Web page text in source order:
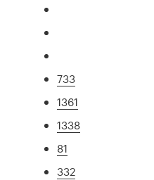
733
1361
1338
81
332